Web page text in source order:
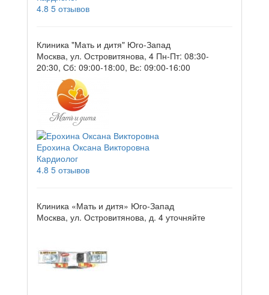
4.8 5 отзывов
Клиника "Мать и дитя" Юго-Запад
Москва, ул. Островитянова, 4 Пн-Пт: 08:30-
20:30, Сб: 09:00-18:00, Вс: 09:00-16:00
Ерохина Оксана Викторовна
Кардиолог
4.8 5 отзывов
Клиника «Мать и дитя» Юго-Запад
Москва, ул. Островитянова, д. 4 уточняйте